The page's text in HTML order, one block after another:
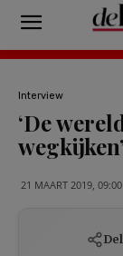
Interview
‘De
wegkijken’
21 MAART 2019, 09:00